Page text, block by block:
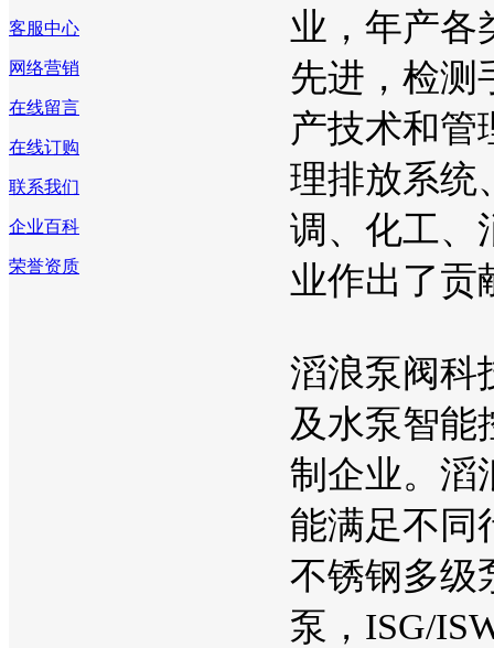
客服中心
网络营销
在线留言
在线订购
联系我们
企业百科
荣誉资质
业，年产各
先进，检测
产技术和管
理排放系统
调、化工、
业作出了贡
滔浪泵阀科
及水泵智能
制企业。滔
能满足不同
不锈钢多级
泵，ISG/